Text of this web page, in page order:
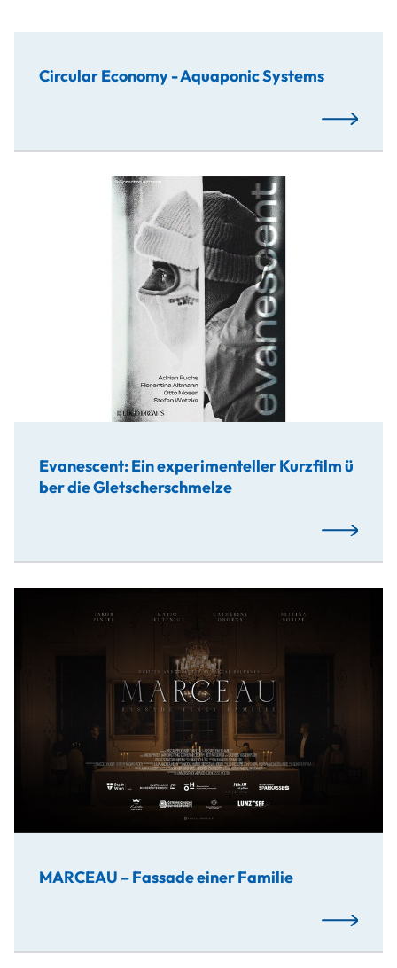
Circular Economy - Aquaponic Systems
Mehr…
Evanescent: Ein experimenteller Kurzfilm ü
ber die Gletscherschmelze
Evanescent ist ein experimenteller Kurzfilm, welcher
Mehr…
MARCEAU – Fassade einer Familie
''Marceau – Fassade einer Familie'' ist ein fiktives
Mehr…